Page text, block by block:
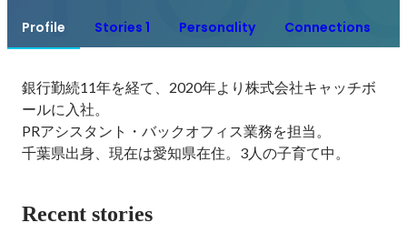
Profile Stories 1 Personality Connections
銀行勤続11年を経て、2020年より株式会社キャッチボ
ールに入社。
PRアシスタント・バックオフィス業務を担当。
千葉県出身、現在は愛知県在住。3人の子育て中。
Recent stories